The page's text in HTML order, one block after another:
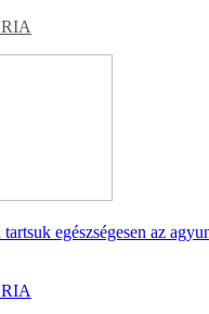
egészségesen az